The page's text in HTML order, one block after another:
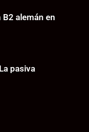
B2 alemán en
pasiva